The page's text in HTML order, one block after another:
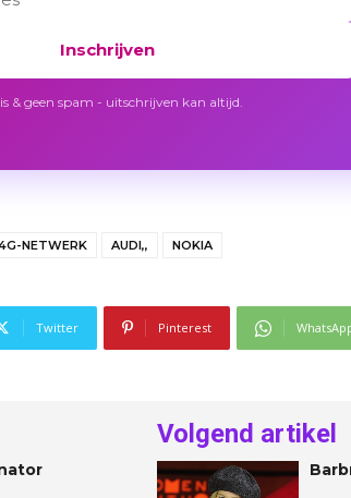
Inschrijven
& geen spam - uitschrijven kan altijd.
NETWERK AUDI,, NOKIA
Twitter Pinterest
Volgend artikel